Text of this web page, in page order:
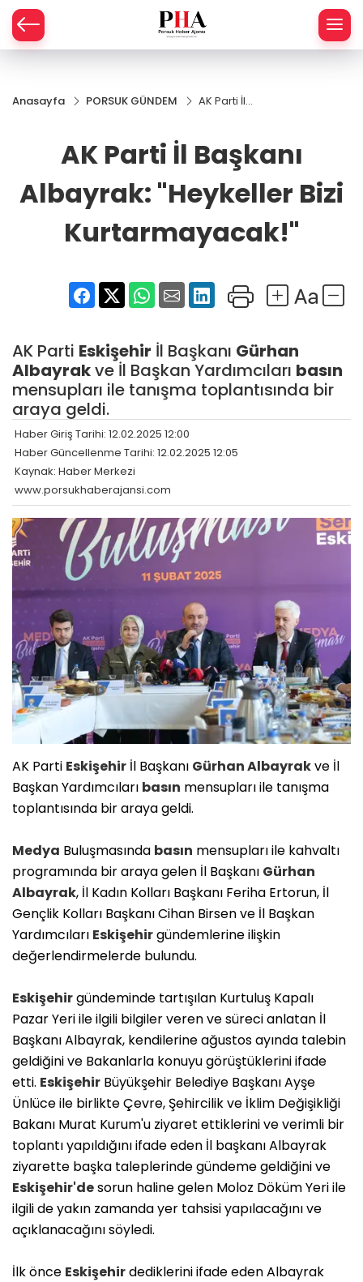
Anasayfa PORSUK GÜNDEM
AK Parti İl
"Heykeller Bizi
Kurtarmayacak!"
AK Parti İl Başkanı
Albayrak: "Heykeller Bizi
Kurtarmayacak!"
AK Parti Eskişehir İl Başkanı Gürhan
Albayrakve İl Başkan Yardımcıları basın
mensupları ile tanışma toplantısında bir
araya geldi.
Haber Giriş Tarihi: 12.02.2025 12:00
Haber Güncellenme Tarihi: 12.02.2025 12:05
Kaynak: Haber Merkezi
www.porsukhaberajansi.com
AK Parti Eskişehir İl Başkanı Gürhan Albayrakve İl
Başkan Yardımcıları basın mensupları ile tanışma
toplantısında bir araya geldi.
Medya Buluşmasında basın mensupları ile kahvaltı
programında bir araya gelen İl Başkanı Gürhan
Albayrak, İl Kadın Kolları Başkanı Feriha Ertorun, İl
Gençlik Kolları Başkanı Cihan Birsen ve İl Başkan
Yardımcıları Eskişehirgündemlerine ilişkin
değerlendirmelerde bulundu.
Eskişehirgündeminde tartışılan Kurtuluş Kapalı
Pazar Yeri ile ilgili bilgiler veren ve süreci anlatan İl
Başkanı Albayrak, kendilerine ağustos ayında talebin
geldiğini ve Bakanlarla konuyu görüştüklerini ifade
etti. Eskişehir Büyükşehir Belediye Başkanı Ayşe
Ünlüce ile birlikte Çevre, Şehircilik ve İklim Değişikliği
Bakanı Murat Kurum'u ziyaret ettiklerini ve verimli bir
toplantı yapıldığını ifade eden İl başkanı Albayrak
ziyarette başka taleplerinde gündeme geldiğini ve
Eskişehir'desorun haline gelen Moloz Döküm Yeri ile
ilgili de yakın zamanda yer tahsisi yapılacağını ve
açıklanacağını söyledi.
İlk önce Eskişehirdediklerini ifade eden Albayrak